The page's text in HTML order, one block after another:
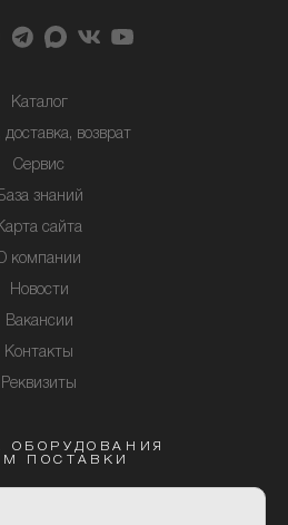
Каталог
возврат
Сервис
знаний
сайта
компании
Новости
Вакансии
Контакты
Реквизиты
ОБОРУДОВАНИЯ
ПОСТАВКИ